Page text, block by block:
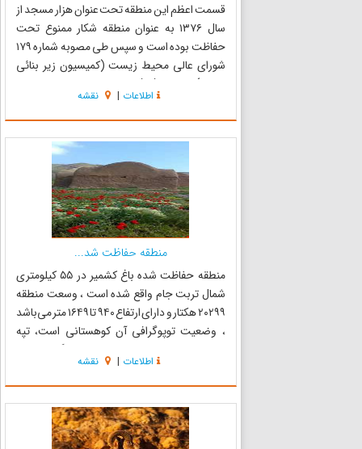
قسمت اعظم این منطقه تحت عنوان هزار مسجد از
سال ۱۳۷۶ به عنوان منطقه شکار ممنوع تحت
حفاظت بوده است و سپس طی مصوبه شماره ۱۷۹
شورای عالی محیط زیست (کمیسیون زیر بنائی
شده ارس سیستان به مناطق تحت مدیریت سازمان
حفاظت محیط زیست پیوسته است. ارس نوعی
درخت...
اطلاعات | نقشه
منطقه حفاظت شد...
منطقه حفاظت شده باغ کشمیر در ۵۵ کیلومتری
شمال تربت جام واقع شده است ، وسعت منطقه
۲۰۲۹۹ هکتار و دارای ارتفاع ۹۴۰ تا ۱۶۴۹ متر می‌باشد
، وضعیت توپوگرافی آن کوهستانی است، تپه
ماهورو منطقه با ارزشی از نظر وجود جنگلهای پسته
وحشی است، درختان پراکنده پسته وحشی از جمله
شاخصه‌های منحصر به فرد منط...
اطلاعات | نقشه